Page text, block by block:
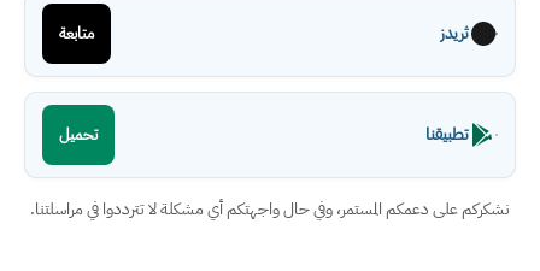
ثريدز متابعة
تطبيقنا تحميل
نشكركم على دعمكم المستمر، وفي حال واجهتكم أي مشكلة لا تترددوا في مراسلتنا.